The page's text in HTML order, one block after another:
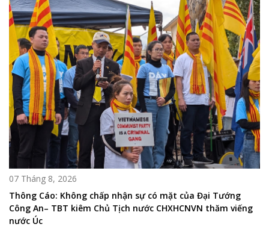
07 Tháng 8, 2026
Thông Cáo: Không chấp nhận sự có mặt của Đại Tướng
Công An– TBT kiêm Chủ Tịch nước CHXHCNVN thăm viếng
nước Úc